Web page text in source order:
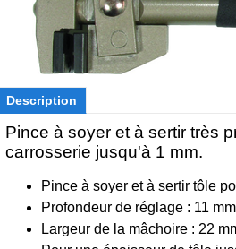
Description
Pince à soyer et à sertir très
carrosserie jusqu'à 1 mm.
Pince à soyer et à sertir tôle
Profondeur de réglage : 11 mm
Largeur de la mâchoire : 22